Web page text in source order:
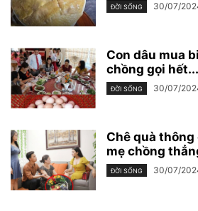
ĐỜI SỐNG 30/07/
Con dâu mua
chồng gọi hết...
ĐỜI SỐNG 30/07/
Chê quà thông
mẹ chồng
ĐỜI SỐNG 30/07/